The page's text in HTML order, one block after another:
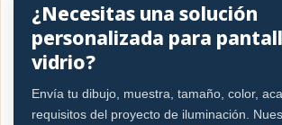
¿Necesitas una solución
personalizada para
vidrio?
Envía tu dibujo, muestra, tamaño, color,
requisitos del proyecto de iluminación.